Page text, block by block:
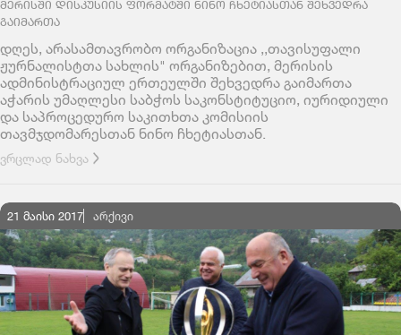
ᲛᲔᲠᲘᲡᲨᲘ ᲓᲘᲡᲙᲣᲡᲘᲘᲡ ᲤᲝᲠᲛᲐᲢᲨᲘ ᲜᲘᲜᲝ ᲩᲮᲔᲢᲘᲐᲡᲗᲐᲜ ᲨᲔᲮᲕᲔᲓᲠᲐ
ᲒᲐᲘᲛᲐᲠᲗᲐ
დღეს, არასამთავრობო ორგანიზაცია ,,თავისუფალი
ჟურნალისტთა სახლის" ორგანიზებით, მერისის
ადმინისტრაციულ ერთეულში შეხვედრა გაიმართა
აჭარის უმაღლესი საბჭოს საკონსტიტუციო, იურიდიული
და საპროცედურო საკითხთა კომისიის
თავმჯდომარესთან ნინო ჩხეტიასთან.
ვრცლად ნახვა
21 მაისი 2017 ᲐᲠᲥᲘᲕᲘ